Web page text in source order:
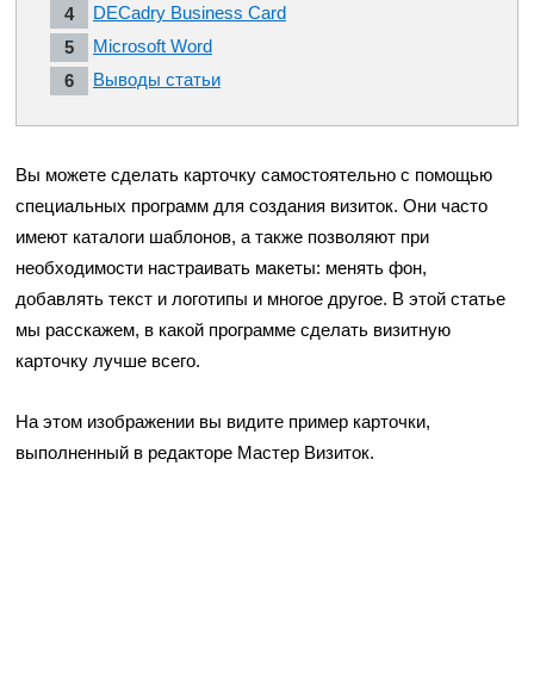
DECadry Business Card
Microsoft Word
Выводы статьи
Вы можете сделать карточку самостоятельно с помощью
специальных программ для создания визиток. Они часто
имеют каталоги шаблонов, а также позволяют при
необходимости настраивать макеты: менять фон,
добавлять текст и логотипы и многое другое. В этой статье
мы расскажем, в какой программе сделать визитную
карточку лучше всего.
На этом изображении вы видите пример карточки,
выполненный в редакторе Мастер Визиток.